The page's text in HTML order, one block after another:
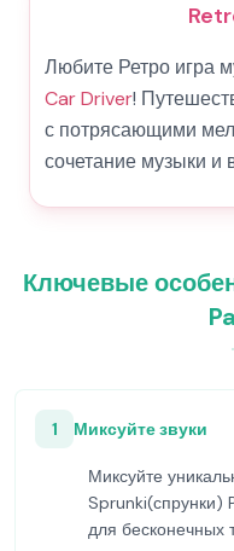
Любите Ретро игра
Car Driver!
с потрясающими
сочетание музыки и
Ключевые
1 Миксуйте звуки
Миксуйте
Sprunki(спрунки)
для бесконечных